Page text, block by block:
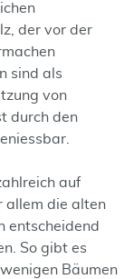
der vor der
sind als
von
durch den
auf
allem die alten
entscheidend
So gibt es
Bäumen